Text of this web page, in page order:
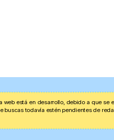
web está en desarrollo, debido a que
buscas todavía estén pendientes de